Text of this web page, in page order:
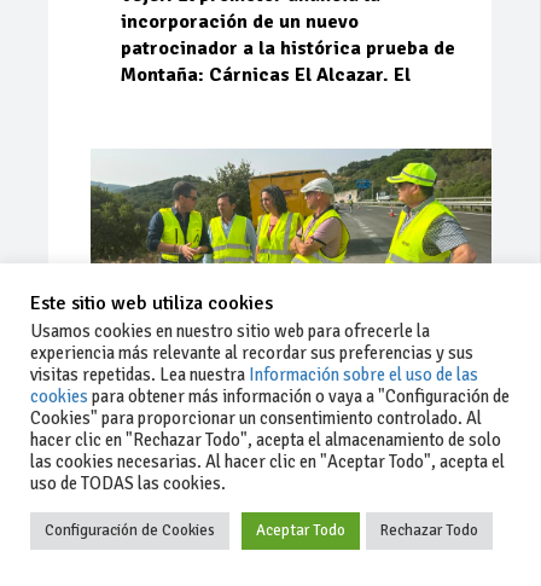
incorporación de un nuevo
patrocinador a la histórica prueba de
Montaña: Cárnicas El Alcazar. El
Ago 03, 2026 87 0 0
La Junta implementa mejoras en la
A381 por Los Barrios
Este sitio web utiliza cookies
Usamos cookies en nuestro sitio web para ofrecerle la
experiencia más relevante al recordar sus preferencias y sus
visitas repetidas. Lea nuestra Información sobre el uso de las
cookies para obtener más información o vaya a "Configuración de
Cookies" para proporcionar un consentimiento controlado. Al
hacer clic en "Rechazar Todo", acepta el almacenamiento de solo
las cookies necesarias. Al hacer clic en "Aceptar Todo", acepta el
uso de TODAS las cookies.
Configuración de Cookies Aceptar Todo Rechazar Todo